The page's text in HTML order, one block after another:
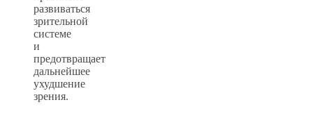
развиваться
зрительной
системе
и
предотвращает
дальнейшее
ухудшение
зрения.